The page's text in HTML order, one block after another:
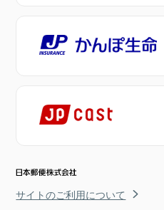
サイトのご利用について